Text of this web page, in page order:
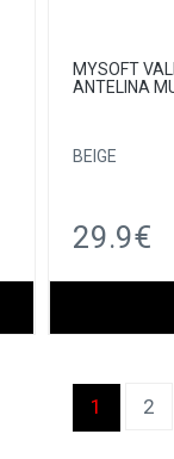
MYSOFT
ANTELINA
BEIGE
29.9€
1 (current)
2